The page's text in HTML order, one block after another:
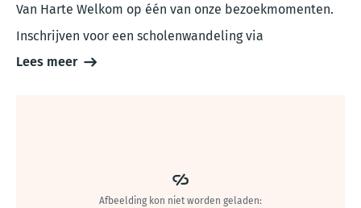
Van Harte Welkom op één van onze bezoekmomenten.
Inschrijven voor een scholenwandeling via
Lees meer